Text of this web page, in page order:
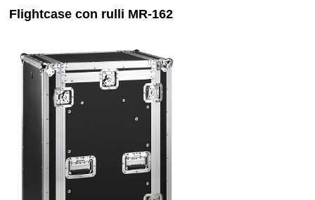
Flightcase con rulli MR-162